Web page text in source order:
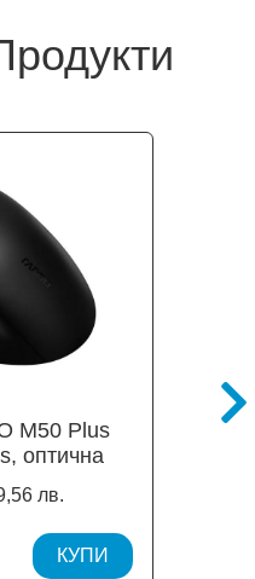
M50 Plus
оптична
лв.
КУПИ